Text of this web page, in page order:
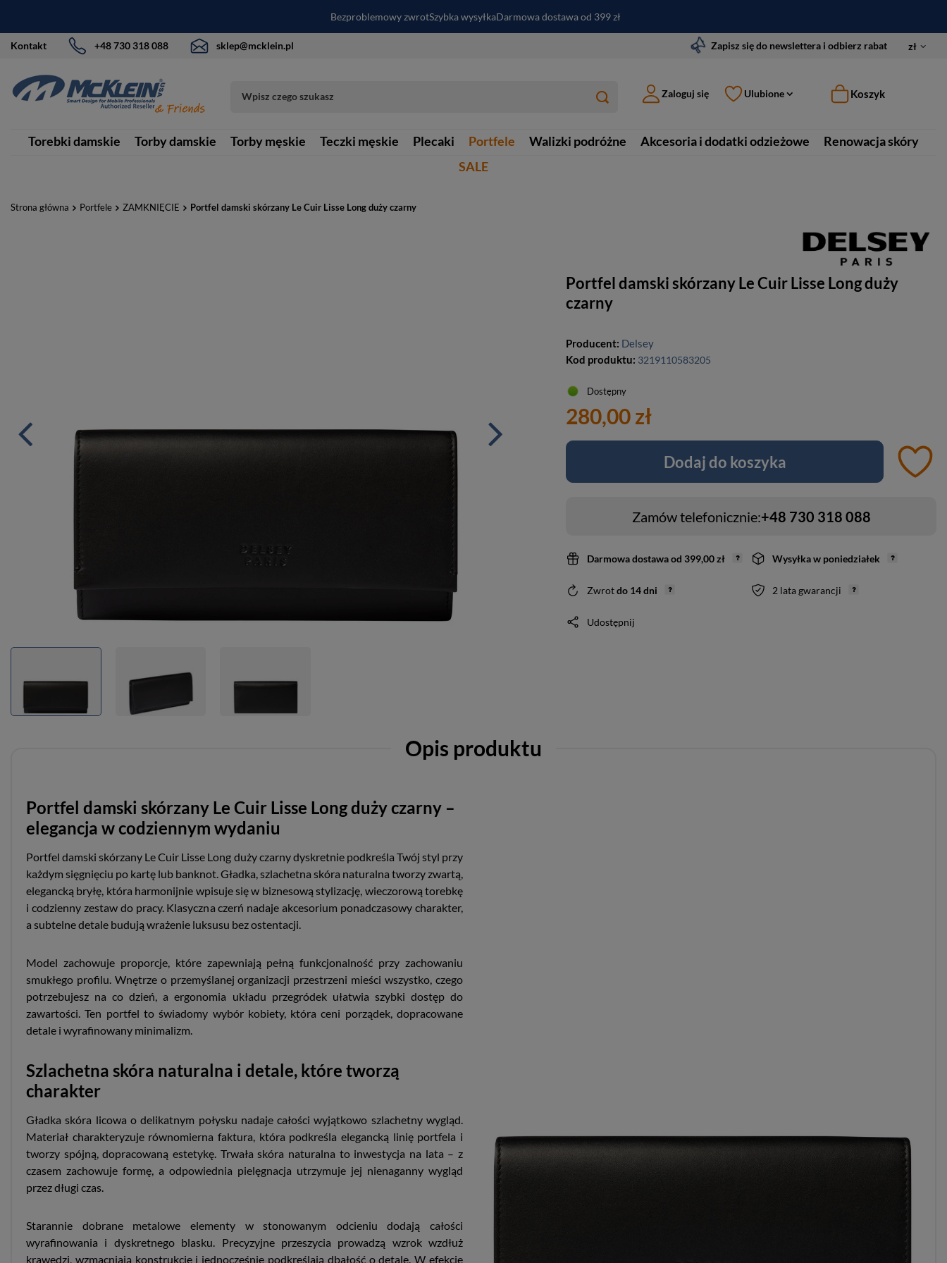
Bezproblemowy zwrotSzybka wysyłkaDarmowa dostawa od 399 zł
Kontakt +48 730 318 088 sklep@mcklein.pl Zapisz się do newslettera i odbierz rabat zł
Zaloguj się Ulubione Koszyk
Torebki damskie Torby damskie Torby męskie Teczki męskie Plecaki Portfele Walizki podróżne Akcesoria i dodatki odzieżowe
Renowacja skóry
SALE
Strona główna Portfele ZAMKNIĘCIE Portfel damski skórzany Le Cuir Lisse Long duży czarny
Portfel damski skórzany Le Cuir Lisse Long duży
czarny
Producent: Delsey
Kod produktu: 3219110583205
Dostępny
280,00 zł
Dodaj do koszyka
Zamów telefonicznie:+48 730 318 088
Darmowa dostawaod 399,00 zł Wysyłkaw poniedziałek
Zwrotdo 14dni 2 lata gwarancji
Udostępnij
Opis produktu
Portfel damski skórzany Le Cuir Lisse Long duży czarny –
elegancja w codziennym wydaniu
Portfel damski skórzany Le Cuir Lisse Long duży czarny dyskretnie podkreśla Twój styl przy
każdym sięgnięciu po kartę lub banknot. Gładka, szlachetna skóra naturalna tworzy zwartą,
elegancką bryłę, która harmonijnie wpisuje się w biznesową stylizację, wieczorową torebkę
i codzienny zestaw do pracy. Klasyczna czerń nadaje akcesorium ponadczasowy charakter,
a subtelne detale budują wrażenie luksusu bez ostentacji.
Model zachowuje proporcje, które zapewniają pełną funkcjonalność przy zachowaniu
smukłego profilu. Wnętrze o przemyślanej organizacji przestrzeni mieści wszystko, czego
potrzebujesz na co dzień, a ergonomia układu przegródek ułatwia szybki dostęp do
zawartości. Ten portfel to świadomy wybór kobiety, która ceni porządek, dopracowane
detale i wyrafinowany minimalizm.
Szlachetna skóra naturalna i detale, które tworzą
charakter
Gładka skóra licowa o delikatnym połysku nadaje całości wyjątkowo szlachetny wygląd.
Materiał charakteryzuje równomierna faktura, która podkreśla elegancką linię portfela i
tworzy spójną, dopracowaną estetykę. Trwała skóra naturalna to inwestycja na lata – z
czasem zachowuje formę, a odpowiednia pielęgnacja utrzymuje jej nienaganny wygląd
przez długi czas.
Starannie dobrane metalowe elementy w stonowanym odcieniu dodają całości
wyrafinowania i dyskretnego blasku. Precyzyjne przeszycia prowadzą wzrok wzdłuż
krawędzi, wzmacniają konstrukcję i jednocześnie podkreślają dbałość o detale. W efekcie